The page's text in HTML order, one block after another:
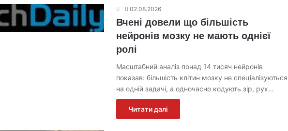
02.08.2026
Вчені довели що більшість
нейронів мозку не мають однієї
ролі
Масштабний аналіз понад 14 тисяч нейронів
показав: більшість клітин мозку не спеціалізуються
на одній задачі, а одночасно кодують зір, рух…
Читати далі